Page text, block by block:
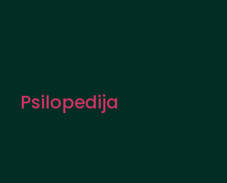
Psilopedija